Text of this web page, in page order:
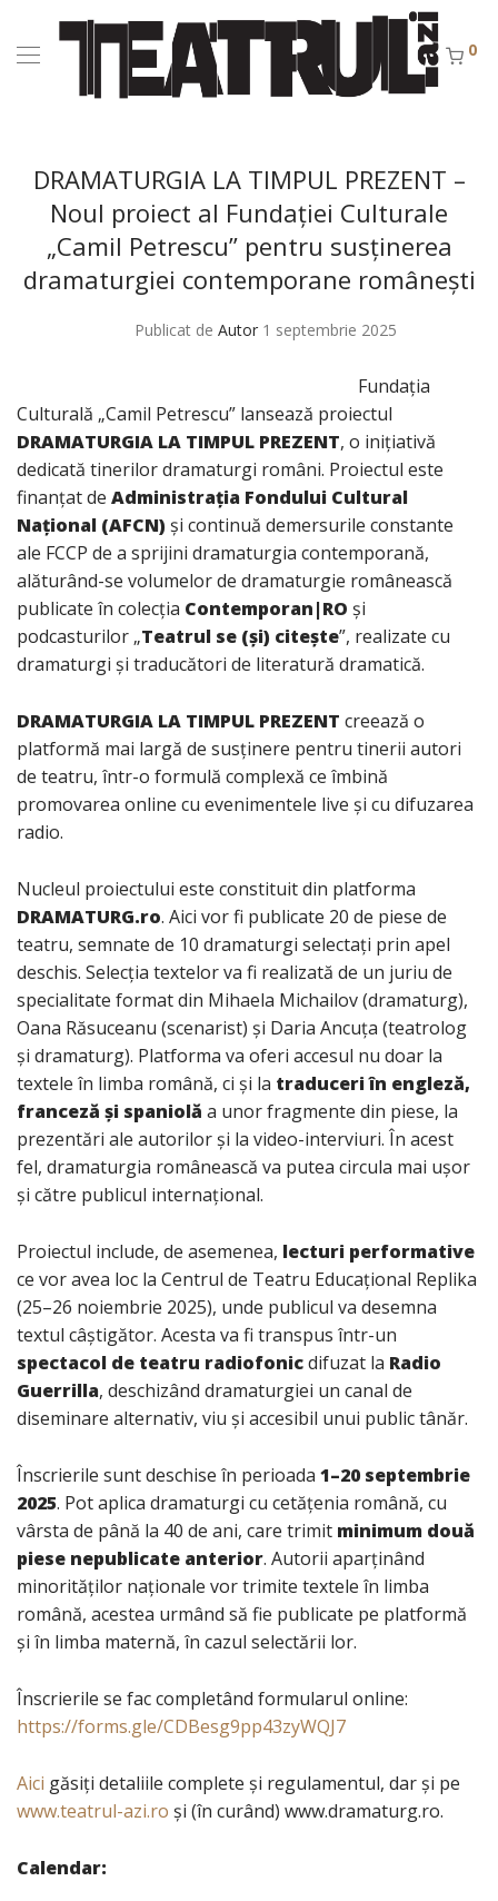
0
DRAMATURGIA LA TIMPUL PREZENT –
Noul proiect al Fundației Culturale
„Camil Petrescu” pentru susținerea
dramaturgiei contemporane românești
Publicat de Autor 1 septembrie 2025
Fundația
Culturală „Camil Petrescu” lansează proiectul
DRAMATURGIA LA TIMPUL PREZENT, o inițiativă
dedicată tinerilor dramaturgi români. Proiectul este
finanțat de Administrația Fondului Cultural
Național (AFCN) și continuă demersurile constante
ale FCCP de a sprijini dramaturgia contemporană,
alăturând-se volumelor de dramaturgie românească
publicate în colecția Contemporan|RO și
podcasturilor „Teatrul se (și) citește”, realizate cu
dramaturgi și traducători de literatură dramatică.
DRAMATURGIA LA TIMPUL PREZENT creează o
platformă mai largă de susținere pentru tinerii autori
de teatru, într-o formulă complexă ce îmbină
promovarea online cu evenimentele live și cu difuzarea
radio.
Nucleul proiectului este constituit din platforma
DRAMATURG.ro. Aici vor fi publicate 20 de piese de
teatru, semnate de 10 dramaturgi selectați prin apel
deschis. Selecția textelor va fi realizată de un juriu de
specialitate format din Mihaela Michailov (dramaturg),
Oana Răsuceanu (scenarist) și Daria Ancuța (teatrolog
și dramaturg). Platforma va oferi accesul nu doar la
textele în limba română, ci și la traduceri în engleză,
franceză și spaniolă a unor fragmente din piese, la
prezentări ale autorilor și la video-interviuri. În acest
fel, dramaturgia românească va putea circula mai ușor
și către publicul internațional.
Proiectul include, de asemenea, lecturi performative
ce vor avea loc la Centrul de Teatru Educațional Replika
(25–26 noiembrie 2025), unde publicul va desemna
textul câștigător. Acesta va fi transpus într-un
spectacol de teatru radiofonicdifuzat la Radio
Guerrilla, deschizând dramaturgiei un canal de
diseminare alternativ, viu și accesibil unui public tânăr.
Înscrierile sunt deschise în perioada 1–20 septembrie
2025. Pot aplica dramaturgi cu cetățenia română, cu
vârsta de până la 40 de ani, care trimit minimum două
piese nepublicate anterior. Autorii aparținând
minorităților naționale vor trimite textele în limba
română, acestea urmând să fie publicate pe platformă
și în limba maternă, în cazul selectării lor.
Înscrierile se fac completând formularul online:
https://forms.gle/CDBesg9pp43zyWQJ7
Aici găsiţi detaliile complete și regulamentul, dar şi pe
www.teatrul-azi.ro și (în curând) www.dramaturg.ro.
Calendar: